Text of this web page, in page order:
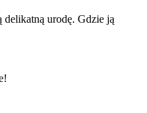
urodę. Gdzie ją